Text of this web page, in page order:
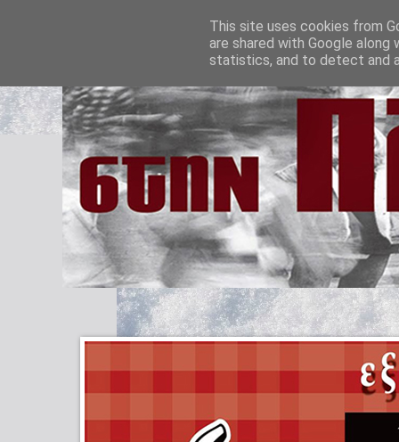
This site uses cookies from
are shared with Google
statistics, and to detect and